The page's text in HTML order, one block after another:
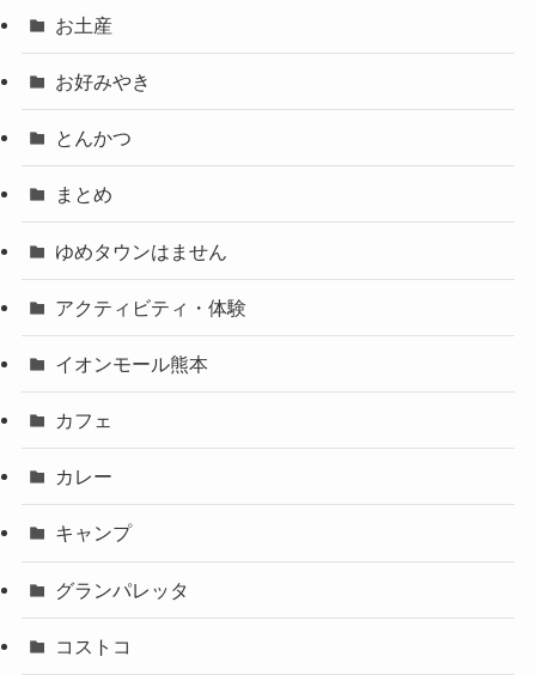
お土産
お好みやき
とんかつ
まとめ
ゆめタウンはません
アクティビティ・体験
イオンモール熊本
カフェ
カレー
キャンプ
グランパレッタ
コストコ